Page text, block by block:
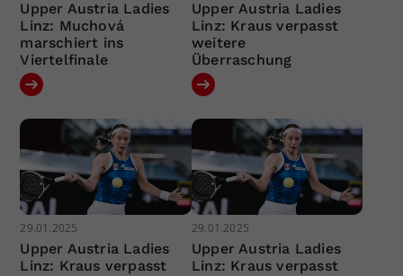
Upper Austria Ladies
Linz: Muchová
marschiert ins
Viertelfinale
Upper Austria Ladies
Linz: Kraus verpasst
weitere
Überraschung
29.01.2025
Upper Austria Ladies
Linz: Kraus verpasst
29.01.2025
Upper Austria Ladies
Linz: Kraus verpasst